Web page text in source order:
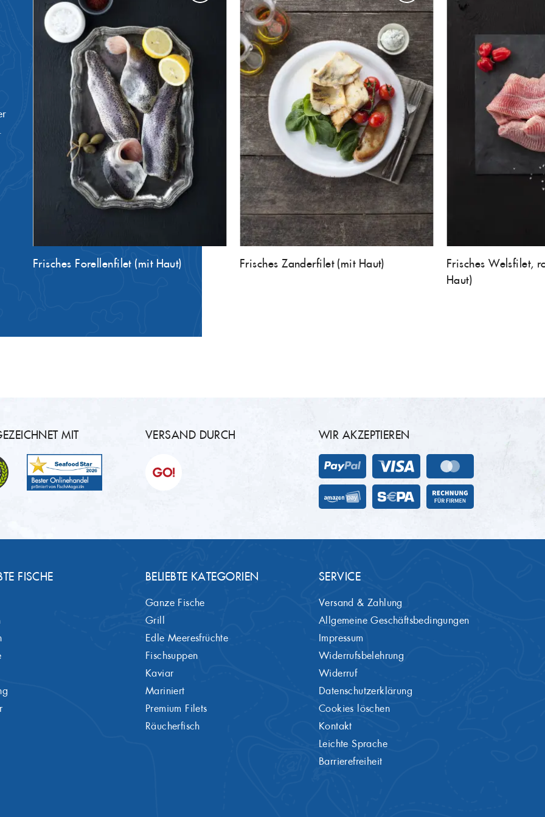
Frisches Forellenfilet (mit Haut) Frisches Zanderfilet (mit Haut)
Frisches Welsfilet,
Haut)
MIT VERSAND DURCH WIR AKZEPTIEREN
FISCHE BELIEBTE KATEGORIEN
Ganze Fische
Grill
Edle Meeresfrüchte
Fischsuppen
Kaviar
Mariniert
Premium Filets
Räucherfisch
SERVICE
Versand & Zahlung
Allgemeine Geschäftsbedingungen
Impressum
Widerrufsbelehrung
Widerruf
Datenschutzerklärung
Cookies löschen
Kontakt
Leichte Sprache
Barrierefreiheit